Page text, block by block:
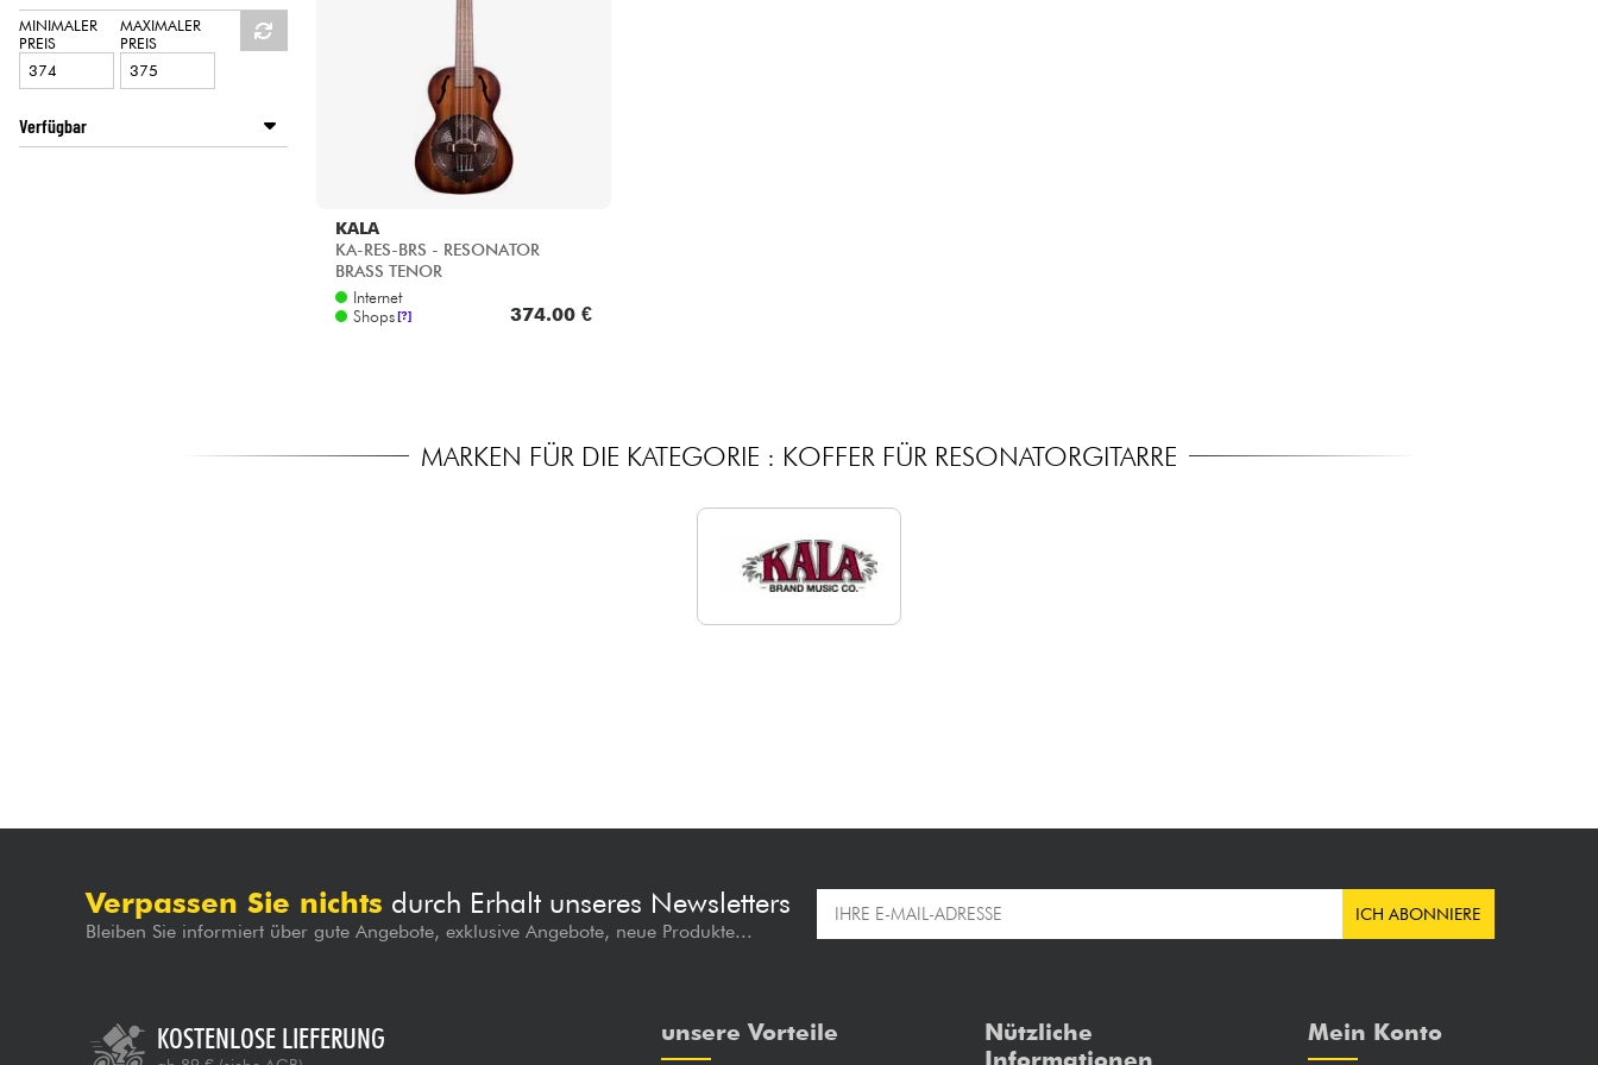
MINIMALER
PREIS
MAXIMALER
PREIS
Verfügbar
KALA
KA-RES-BRS - RESONATOR
BRASS TENOR
Internet
Shops [?] 374.00 €
MARKEN FÜR DIE KATEGORIE : KOFFER FÜR RESONATORGITARRE
Verpassen Sie nichts durch Erhalt unseres Newsletters
Bleiben Sie informiert über gute Angebote, exklusive Angebote, neue Produkte...
ICH ABONNIERE
KOSTENLOSE LIEFERUNG unsere Vorteile
Nützliche
Mein Konto